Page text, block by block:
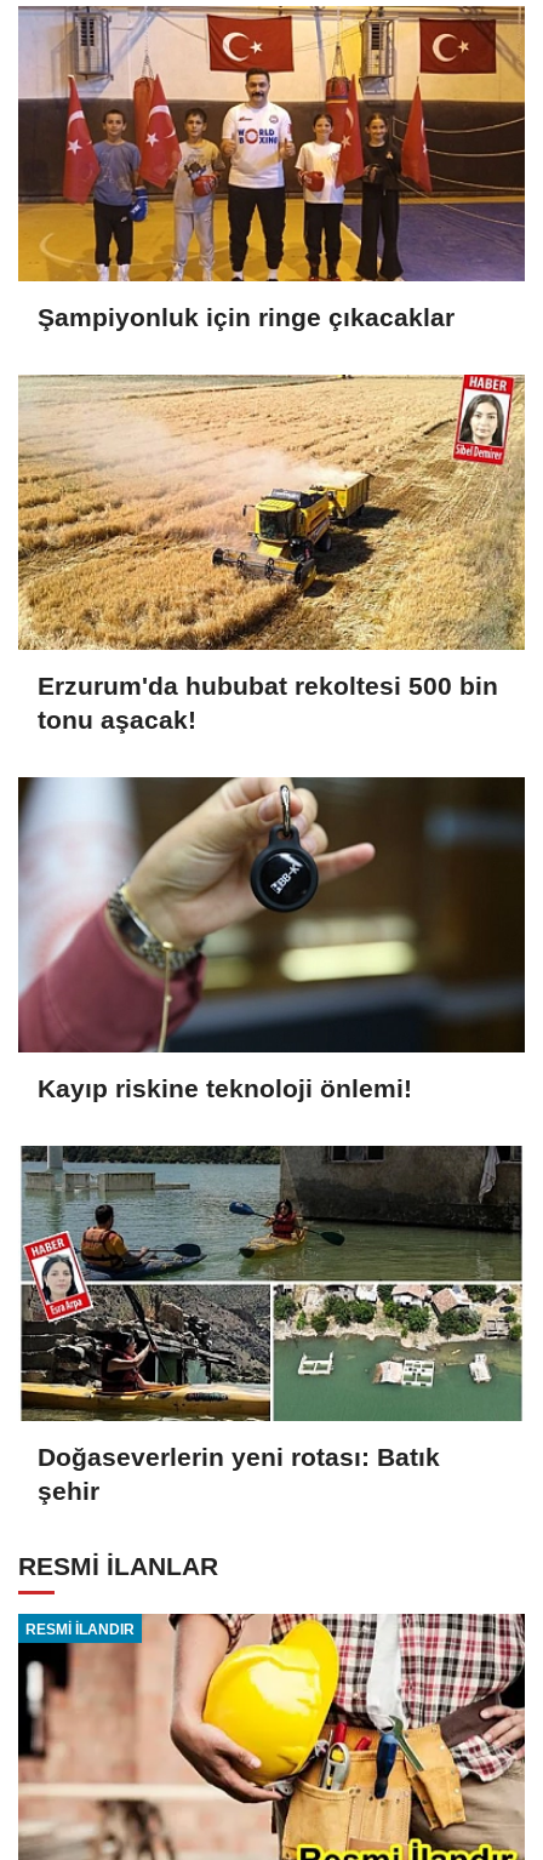
Şampiyonluk için ringe çıkacaklar
Erzurum'da hububat rekoltesi 500 bin
tonu aşacak!
Kayıp riskine teknoloji önlemi!
Doğaseverlerin yeni rotası: Batık
şehir
RESMİ İLANLAR
RESMİ İLANDIR